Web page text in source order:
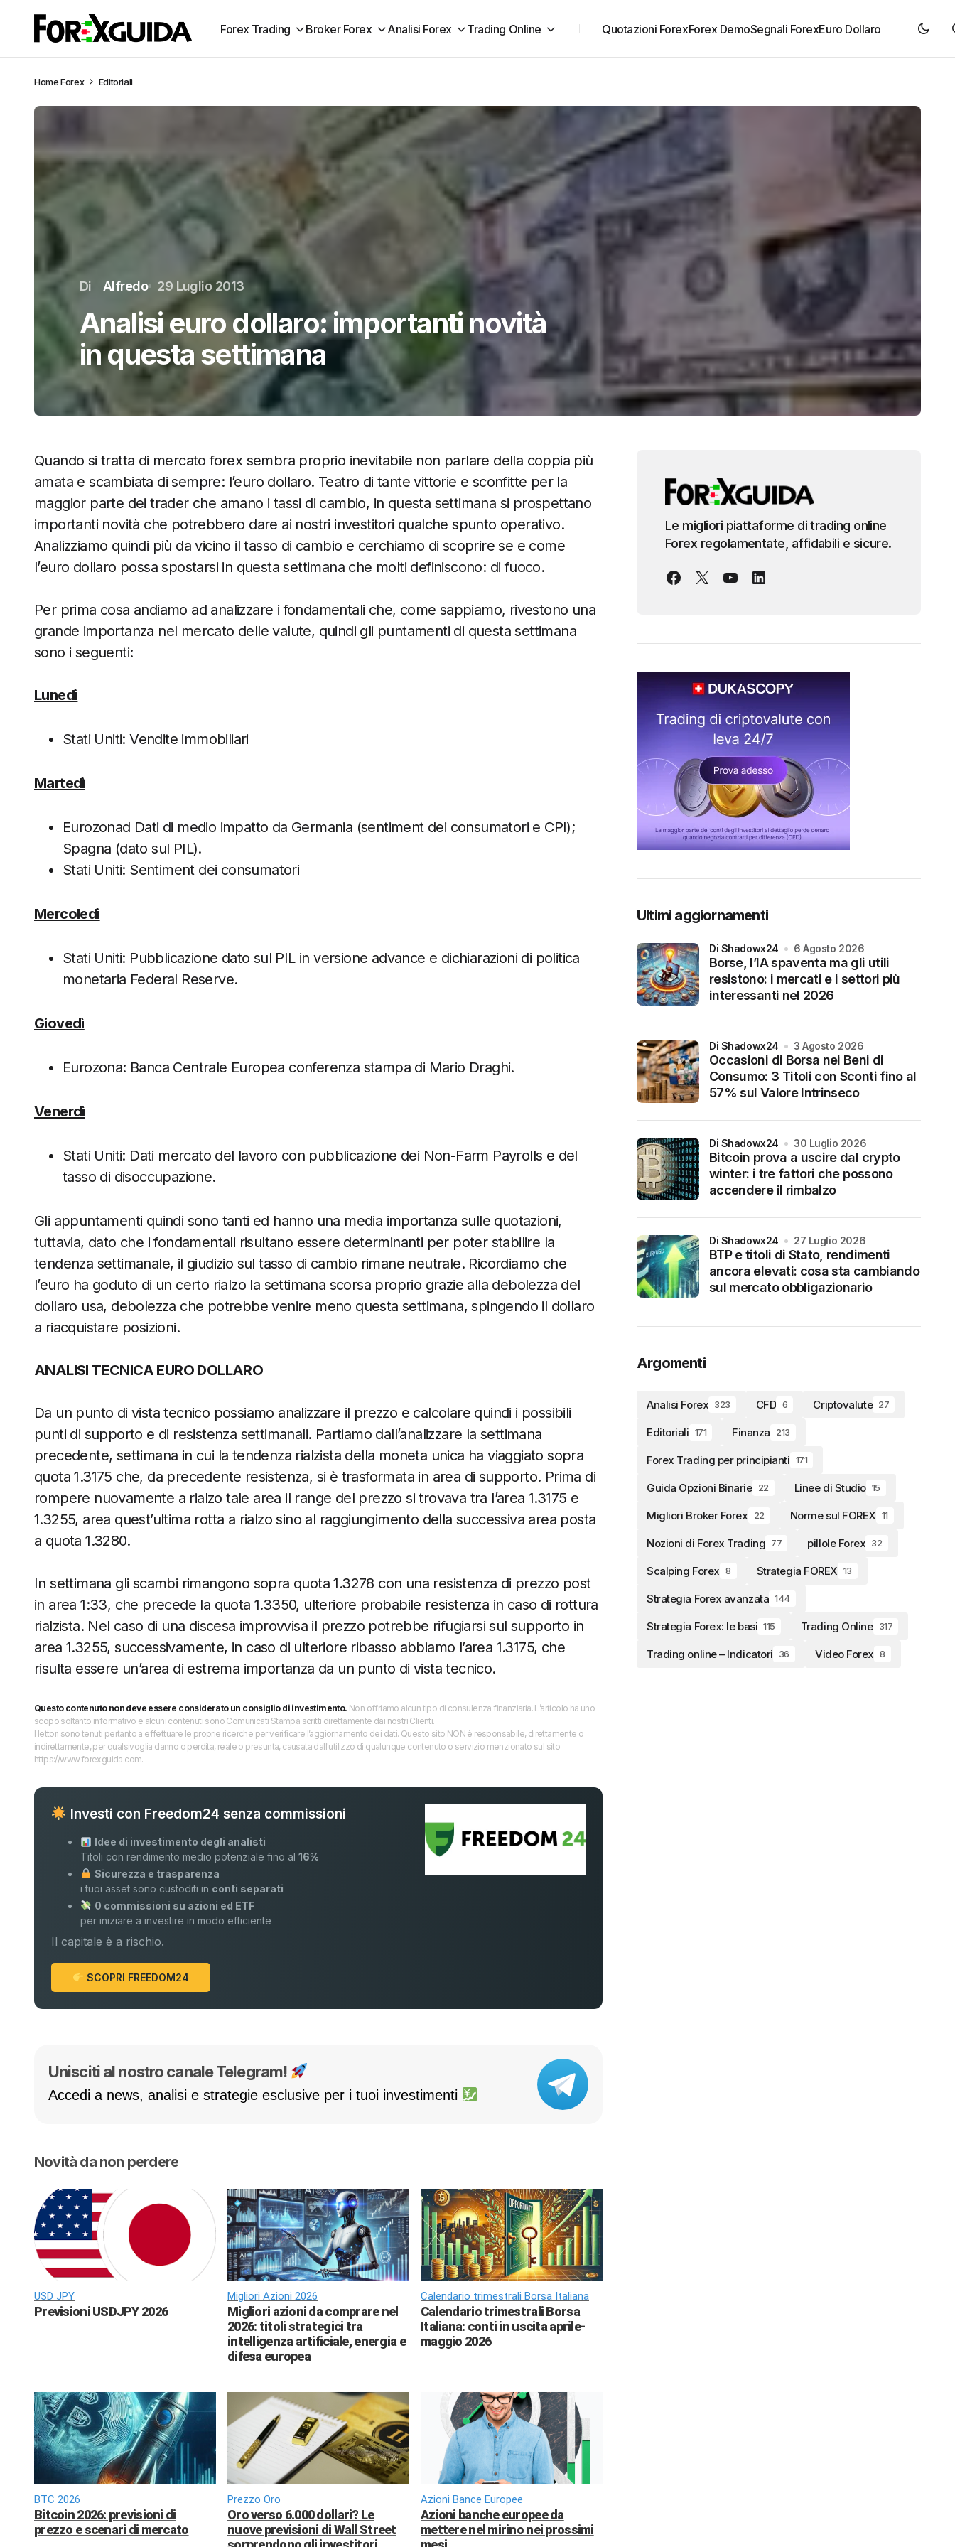
Forex Trading Broker Forex Analisi Forex Trading Online Quotazioni ForexForex DemoSegnali ForexEuro Dollaro
HomeForex Editoriali
Di Alfredo 29 Luglio 2013
Analisi euro dollaro: importanti novità
in questa settimana
Quando si tratta di mercato forex sembra proprio inevitabile non parlare della coppia più
amata e scambiata di sempre: l’euro dollaro. Teatro di tante vittorie e sconfitte per la
maggior parte dei trader che amano i tassi di cambio, in questa settimana si prospettano
importanti novità che potrebbero dare ai nostri investitori qualche spunto operativo.
Analizziamo quindi più da vicino il tasso di cambio e cerchiamo di scoprire se e come
l’euro dollaro possa spostarsi in questa settimana che molti definiscono: di fuoco.
Per prima cosa andiamo ad analizzare i fondamentali che, come sappiamo, rivestono una
grande importanza nel mercato delle valute, quindi gli puntamenti di questa settimana
sono i seguenti:
Lunedì
Stati Uniti: Vendite immobiliari
Martedì
Eurozonad Dati di medio impatto da Germania (sentiment dei consumatori e CPI);
Spagna (dato sul PIL).
Stati Uniti: Sentiment dei consumatori
Mercoledì
Stati Uniti: Pubblicazione dato sul PIL in versione advance e dichiarazioni di politica
monetaria Federal Reserve.
Giovedì
Eurozona: Banca Centrale Europea conferenza stampa di Mario Draghi.
Venerdì
Stati Uniti: Dati mercato del lavoro con pubblicazione dei Non-Farm Payrolls e del
tasso di disoccupazione.
Gli appuntamenti quindi sono tanti ed hanno una media importanza sulle quotazioni,
tuttavia, dato che i fondamentali risultano essere determinanti per poter stabilire la
tendenza settimanale, il giudizio sul tasso di cambio rimane neutrale. Ricordiamo che
l’euro ha goduto di un certo rialzo la settimana scorsa proprio grazie alla debolezza del
dollaro usa, debolezza che potrebbe venire meno questa settimana, spingendo il dollaro
a riacquistare posizioni.
ANALISI TECNICA EURO DOLLARO
Da un punto di vista tecnico possiamo analizzare il prezzo e calcolare quindi i possibili
punti di supporto e di resistenza settimanali. Partiamo dall’analizzare la settimana
precedente, settimana in cui la tendenza rialzista della moneta unica ha viaggiato sopra
quota 1.3175 che, da precedente resistenza, si è trasformata in area di supporto. Prima di
rompere nuovamente a rialzo tale area il range del prezzo si trovava tra l’area 1.3175 e
1.3255, area quest’ultima rotta a rialzo sino al raggiungimento della successiva area posta
a quota 1.3280.
In settimana gli scambi rimangono sopra quota 1.3278 con una resistenza di prezzo post
in area 1:33, che precede la quota 1.3350, ulteriore probabile resistenza in caso di rottura
rialzista. Nel caso di una discesa improvvisa il prezzo potrebbe rifugiarsi sul supporto in
area 1.3255, successivamente, in caso di ulteriore ribasso abbiamo l’area 1.3175, che
risulta essere un’area di estrema importanza da un punto di vista tecnico.
Questo contenuto non deve essere considerato un consiglio di investimento. Non offriamo alcun tipo di consulenza finanziaria. L’articolo ha uno
scopo soltanto informativo e alcuni contenuti sono Comunicati Stampa scritti direttamente dai nostri Clienti.
I lettori sono tenuti pertanto a effettuare le proprie ricerche per verificare l’aggiornamento dei dati. Questo sito NON è responsabile, direttamente o
indirettamente, per qualsivoglia danno o perdita, reale o presunta, causata dall'utilizzo di qualunque contenuto o servizio menzionato sul sito
https://www.forexguida.com.
Investi con Freedom24 senza commissioni
Idee di investimento degli analisti
Titoli con rendimento medio potenziale fino al16%
Sicurezza e trasparenza
i tuoi asset sono custoditi in conti separati
0 commissioni su azioni ed ETF
per iniziare a investire in modo efficiente
Il capitale è a rischio.
SCOPRI FREEDOM24
Unisciti al nostro canale Telegram!
Accedi a news, analisi e strategie esclusive per i tuoi investimenti
Novità da non perdere
USD JPY
Previsioni USDJPY 2026
Migliori Azioni 2026
Migliori azioni da comprare nel
2026: titoli strategici tra
intelligenza artificiale, energia e
difesa europea
Calendario trimestrali Borsa Italiana
Calendario trimestrali Borsa
Italiana: conti in uscita aprile-
maggio 2026
BTC 2026
Bitcoin 2026: previsioni di
prezzo e scenari di mercato
Prezzo Oro
Oro verso 6.000 dollari? Le
nuove previsioni di Wall Street
Azioni Bance Europee
Azioni banche europee da
mettere nel mirino nei prossimi
Le migliori piattaforme di trading online
Forex regolamentate, affidabili e sicure.
Ultimi aggiornamenti
Borse, l’IA spaventa ma gli utili
resistono: i mercati e i settori più
interessanti nel 2026
di Shadowx24 6 Agosto 2026
Occasioni di Borsa nei Beni di
Consumo: 3 Titoli con Sconti fino al
57% sul Valore Intrinseco
di Shadowx24 3 Agosto 2026
Bitcoin prova a uscire dal crypto
winter: i tre fattori che possono
accendere il rimbalzo
di Shadowx24 30 Luglio 2026
BTP e titoli di Stato, rendimenti
ancora elevati: cosa sta cambiando
sul mercato obbligazionario
di Shadowx24 27 Luglio 2026
Argomenti
Analisi Forex 323 CFD 6 Criptovalute 27
Editoriali 171 Finanza 213
Forex Trading per principianti 171
Guida Opzioni Binarie 22 Linee di Studio 15
Migliori Broker Forex 22 Norme sul FOREX 11
Nozioni di Forex Trading 77 pillole Forex 32
Scalping Forex 8 Strategia FOREX 13
Strategia Forex avanzata 144
Strategia Forex: le basi 115 Trading Online 317
Trading online – Indicatori 36 Video Forex 8